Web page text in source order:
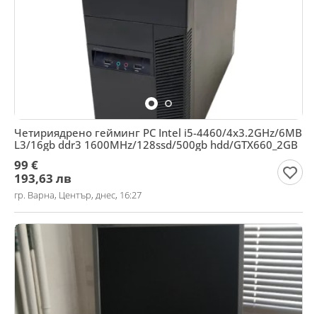
Четириядрено гейминг PC Intel i5-4460/4х3.2GHz/6MB
L3/16gb ddr3 1600MHz/128ssd/500gb hdd/GTX660_2GB
99 €
193,63 лв
гр. Варна, Център, днес, 16:27